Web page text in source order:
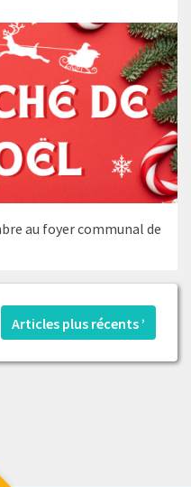
au foyer communal de
Articles plus récents ’